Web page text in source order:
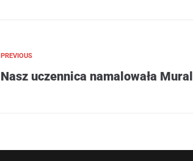
PREVIOUS
Nasz uczennica namalowała Mural